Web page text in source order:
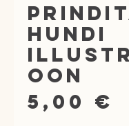
hundi
oon
5,00 €